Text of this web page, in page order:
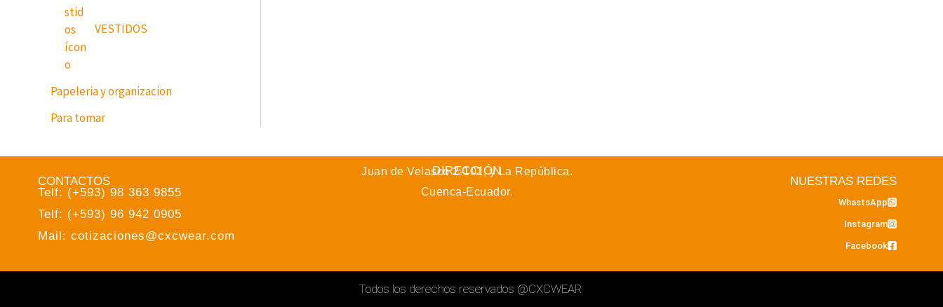
VESTIDOS
Papeleria y organizacion
Para tomar
CONTACTOS
Telf: (+593) 98 363 9855
Telf: (+593) 96 942 0905
Mail: cotizaciones@cxcwear.com
DIRECCIÓN
Juan de Velasco 2-101, y La República.
Cuenca-Ecuador.
NUESTRAS REDES
WhastsApp
Instagram
Facebook
Todos los derechos reservados @CXCWEAR